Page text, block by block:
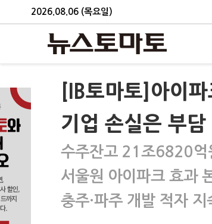
2026.08.06 (목요일)
[IB토마토]아이
기업 손실은 부담
수주잔고 21조6820억
서울원 아이파크 효과
충주·파주 개발 적자